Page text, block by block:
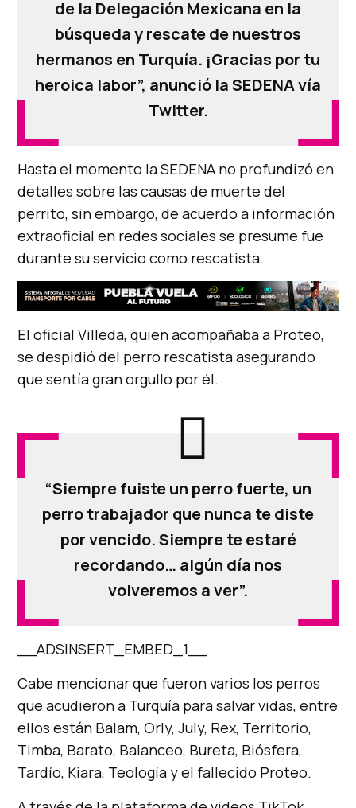
de la Delegación Mexicana en la
búsqueda y rescate de nuestros
hermanos en Turquía. ¡Gracias por tu
heroica labor”, anunció la SEDENA vía
Twitter.
Hasta el momento la SEDENA no profundizó en
detalles sobre las causas de muerte del
perrito, sin embargo, de acuerdo a información
extraoficial en redes sociales se presume fue
durante su servicio como rescatista.
El oficial Villeda, quien acompañaba a Proteo,
se despidió del perro rescatista asegurando
que sentía gran orgullo por él.
“Siempre fuiste un perro fuerte, un
perro trabajador que nunca te diste
por vencido. Siempre te estaré
recordando… algún día nos
volveremos a ver”.
__ADSINSERT_EMBED_1__
Cabe mencionar que fueron varios los perros
que acudieron a Turquía para salvar vidas, entre
ellos están Balam, Orly, July, Rex, Territorio,
Timba, Barato, Balanceo, Bureta, Biósfera,
Tardío, Kiara, Teología y el fallecido Proteo.